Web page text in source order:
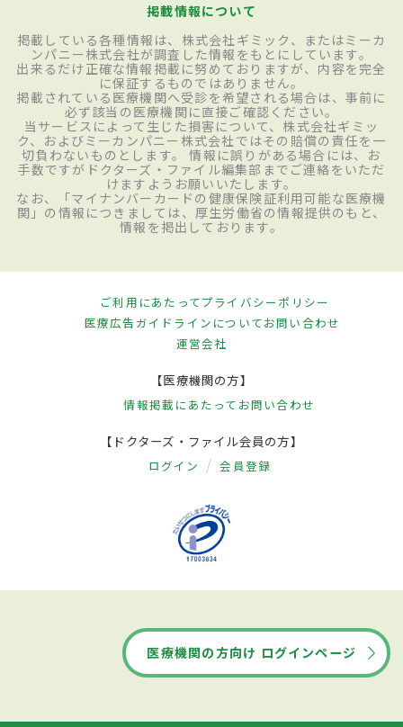
掲載情報について
掲載している各種情報は、株式会社ギミック、またはミーカ
ンパニー株式会社が調査した情報をもとにしています。
出来るだけ正確な情報掲載に努めておりますが、内容を完全
に保証するものではありません。
掲載されている医療機関へ受診を希望される場合は、事前に
必ず該当の医療機関に直接ご確認ください。
当サービスによって生じた損害について、株式会社ギミッ
ク、およびミーカンパニー株式会社ではその賠償の責任を一
切負わないものとします。 情報に誤りがある場合には、お
手数ですがドクターズ・ファイル編集部までご連絡をいただ
けますようお願いいたします。
なお、「マイナンバーカードの健康保険証利用可能な医療機
関」の情報につきましては、厚生労働省の情報提供のもと、
情報を掲出しております。
ご利用にあたってプライバシーポリシー
医療広告ガイドラインについてお問い合わせ
運営会社
【医療機関の方】
情報掲載にあたって お問い合わせ
【ドクターズ・ファイル会員の方】
ログイン 会員登録
医療機関の方向け ログインページ